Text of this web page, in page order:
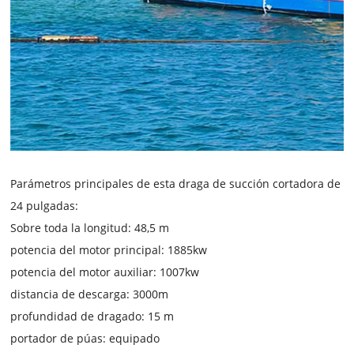
Parámetros principales de esta draga de succión cortadora de
24 pulgadas:
Sobre toda la longitud: 48,5 m
potencia del motor principal: 1885kw
potencia del motor auxiliar: 1007kw
distancia de descarga: 3000m
profundidad de dragado: 15 m
portador de púas: equipado